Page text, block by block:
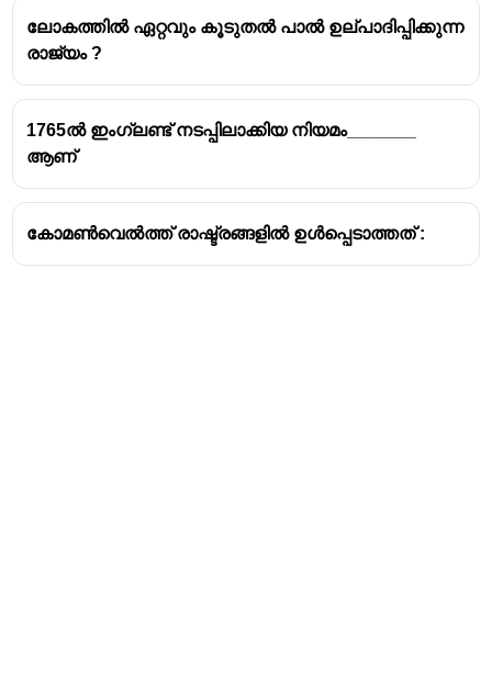
ലോകത്തിൽ ഏറ്റവും കൂടുതൽ പാൽ ഉല്പാദിപ്പിക്കുന്ന
രാജ്യം ?
1765ൽ ഇംഗ്ലണ്ട് നടപ്പിലാക്കിയ നിയമം_______
ആണ്
കോമൺവെൽത്ത് രാഷ്ട്രങ്ങളിൽ ഉൾപ്പെടാത്തത് :